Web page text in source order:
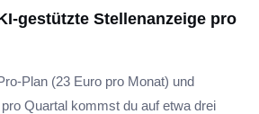
gestützte Stellenanzeige pro
Plan (23 Euro pro Monat) und
Quartal kommst du auf etwa drei